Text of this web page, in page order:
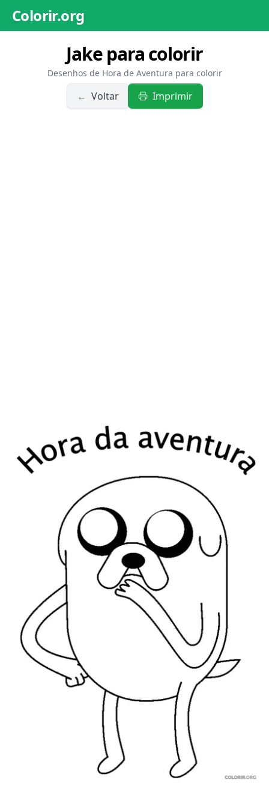
Colorir.org
Jake para colorir
Desenhos de Hora de Aventura para colorir
← Voltar Imprimir